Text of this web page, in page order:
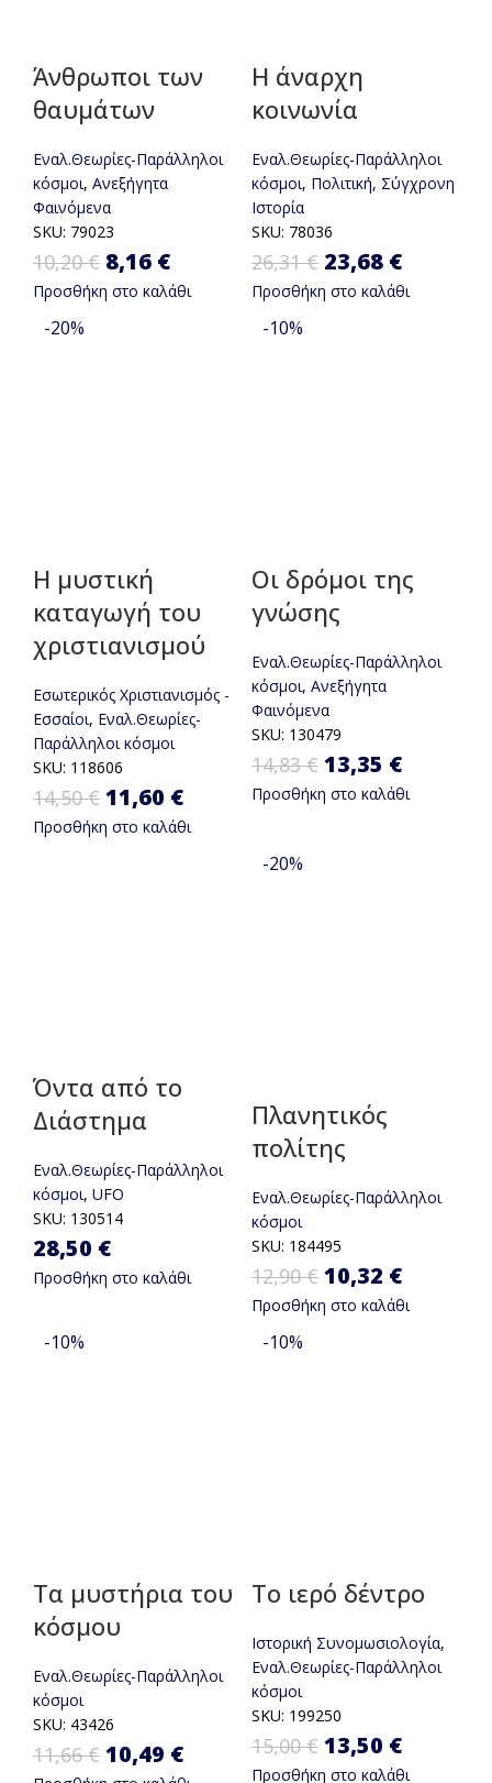
Άνθρωποι των
θαυμάτων
Εναλ.Θεωρίες-Παράλληλοι
κόσμοι, Ανεξήγητα
Φαινόμενα
SKU: 79023
10,20€ Original price was: 10,20 €.
8,16 € Η τρέχουσα τιμή είναι:
8,16 €.
Προσθήκη στο καλάθι
Η άναρχη
κοινωνία
Εναλ.Θεωρίες-Παράλληλοι
κόσμοι, Πολιτική, Σύγχρονη
Ιστορία
SKU: 78036
26,31€ Original
price was:
23,68 €
Προσθήκη στο καλάθι
-20%
Η μυστική
καταγωγή του
χριστιανισμού
Εσωτερικός Χριστιανισμός -
Εσσαίοι, Εναλ.Θεωρίες-
Παράλληλοι κόσμοι
SKU: 118606
14,50€ Original price was: 14,50 €.
11,60 € Η τρέχουσα τιμή είναι:
11,60 €.
Προσθήκη στο καλάθι
-10%
Οι δρόμοι της
γνώσης
Εναλ.Θεωρίες-Παράλληλοι
κόσμοι, Ανεξήγητα
Φαινόμενα
SKU: 130479
14,83€ Original
price was:
13,35 €
Προσθήκη στο καλάθι
Όντα από το
Διάστημα
Εναλ.Θεωρίες-Παράλληλοι
κόσμοι, UFO
SKU: 130514
28,50 €
Προσθήκη στο καλάθι
-20%
Πλανητικός
πολίτης
Εναλ.Θεωρίες-Παράλληλοι
κόσμοι
SKU: 184495
12,90€ Original
price was:
10,32 €
Προσθήκη στο καλάθι
-10%
Τα μυστήρια του
κόσμου
Εναλ.Θεωρίες-Παράλληλοι
κόσμοι
SKU: 43426
11,66€ Original price was: 11,66 €.
10,49 € Η τρέχουσα τιμή είναι:
-10%
Το ιερό δέντρο
Ιστορική Συνομωσιολογία,
Εναλ.Θεωρίες-Παράλληλοι
κόσμοι
SKU: 199250
15,00€ Original
13,50 €
Προσθήκη στο καλάθι